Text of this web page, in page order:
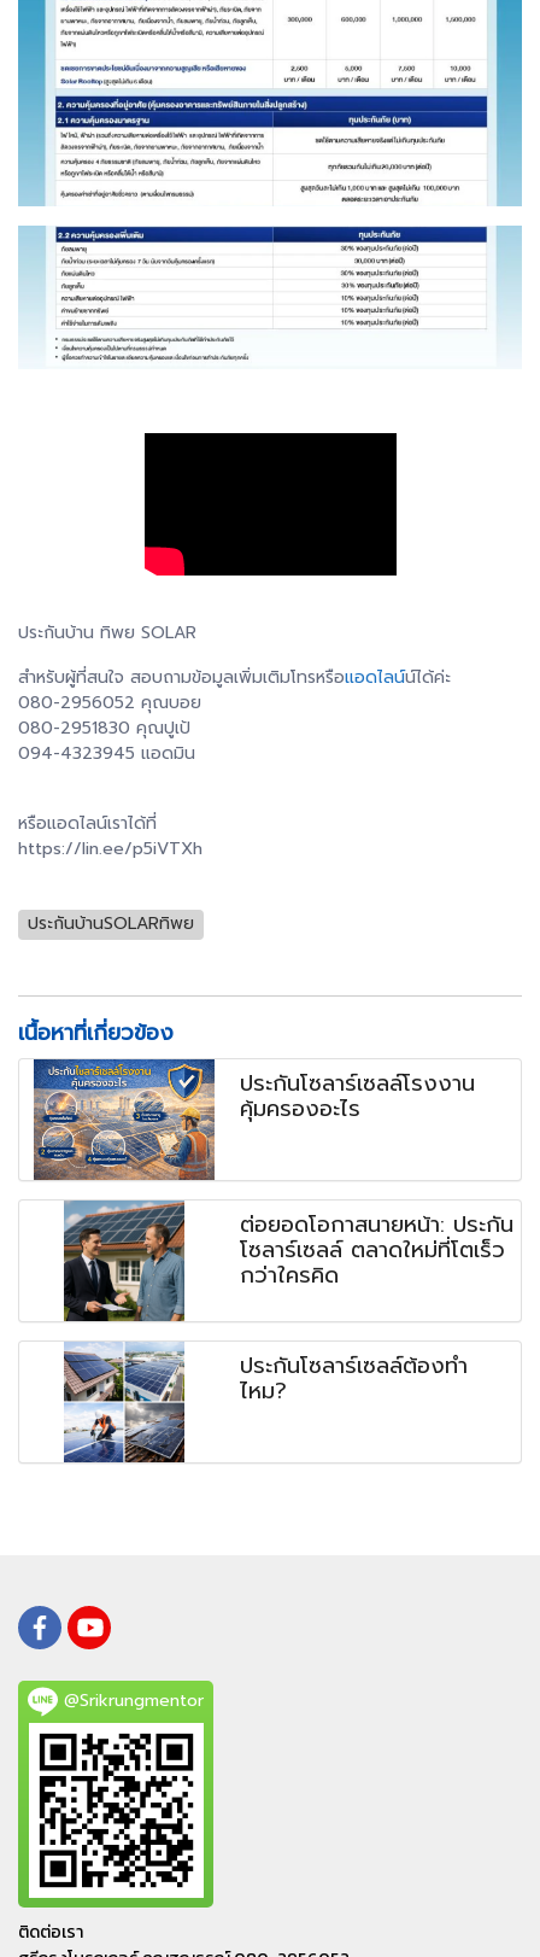
ประกันบ้าน ทิพย SOLAR
สำหรับผู้ที่สนใจ สอบถามข้อมูลเพิ่มเติมโทรหรือแอดไลน์น์ได้ค่ะ
080-2956052 คุณบอย
080-2951830 คุณปูเป้
094-4323945 แอดมิน
หรือแอดไลน์เราได้ที่
https://lin.ee/p5iVTXh
ประกันบ้านSOLARทิพย
เนื้อหาที่เกี่ยวข้อง
ประกันโซลาร์เซลล์โรงงาน
คุ้มครองอะไร
ต่อยอดโอกาสนายหน้า: ประกัน
โซลาร์เซลล์ ตลาดใหม่ที่โตเร็ว
กว่าใครคิด
ประกันโซลาร์เซลล์ต้องทำ
ไหม?
@Srikrungmentor
ติดต่อเรา